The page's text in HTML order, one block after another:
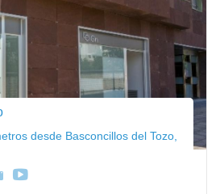
desde Basconcillos del Tozo,